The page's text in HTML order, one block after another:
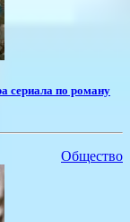
сериала по роману
Общество